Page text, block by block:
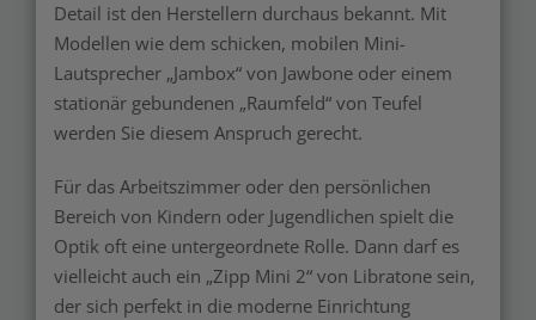
Detail ist den Herstellern durchaus bekannt. Mit
Modellen wie dem schicken, mobilen Mini-
Lautsprecher „Jambox“ von Jawbone oder einem
stationär gebundenen „Raumfeld“ von Teufel
werden Sie diesem Anspruch gerecht.
Für das Arbeitszimmer oder den persönlichen
Bereich von Kindern oder Jugendlichen spielt die
Optik oft eine untergeordnete Rolle. Dann darf es
vielleicht auch ein „Zipp Mini 2“ von Libratone sein,
der sich perfekt in die moderne Einrichtung